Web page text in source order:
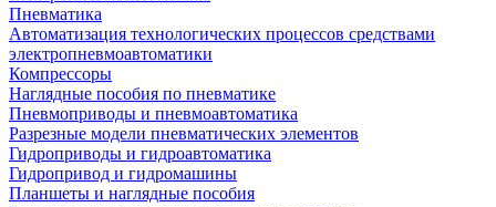
Пневматика
Автоматизация технологических процессов средствами
электропневмоавтоматики
Компрессоры
Наглядные пособия по пневматике
Пневмоприводы и пневмоавтоматика
Разрезные модели пневматических элементов
Гидроприводы и гидроавтоматика
Гидропривод и гидромашины
Планшеты и наглядные пособия